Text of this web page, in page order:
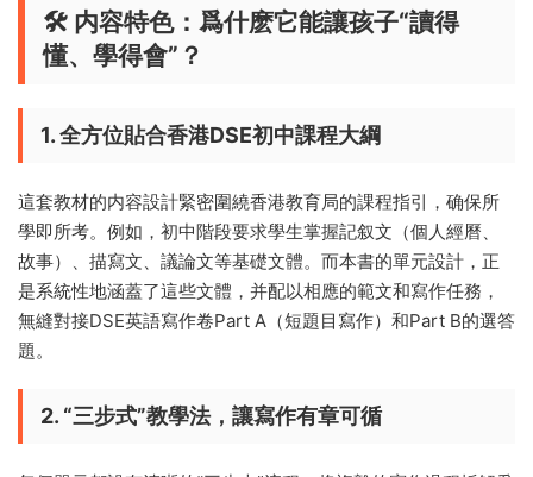
🛠️ 内容特色：爲什麽它能讓孩子“讀得
懂、學得會”？
1. 全方位貼合香港DSE初中課程大綱
這套教材的内容設計緊密圍繞香港教育局的課程指引，确保所
學即所考。例如，初中階段要求學生掌握記叙文（個人經曆、
故事）、描寫文、議論文等基礎文體。而本書的單元設計，正
是系統性地涵蓋了這些文體，并配以相應的範文和寫作任務，
無縫對接DSE英語寫作卷Part A（短題目寫作）和Part B的選答
題。
2. “三步式”教學法，讓寫作有章可循